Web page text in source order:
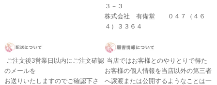
３－３
株式会社 有備堂 ０４７（４６
４）３３６４
ご注文後3営業日以内にご注文確認
のメールを
お送りいたしますのでご確認下さ
当店ではお客様とのやりとりで得た
お客様の個人情報を当店以外の第三者
へ譲渡または公開するようなことは一